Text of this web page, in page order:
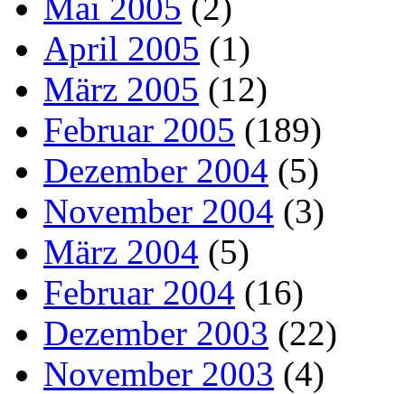
April 2005 (1)
März 2005 (12)
Februar 2005 (189)
Dezember 2004 (5)
November 2004 (3)
März 2004 (5)
Februar 2004 (16)
Dezember 2003 (22)
November 2003 (4)